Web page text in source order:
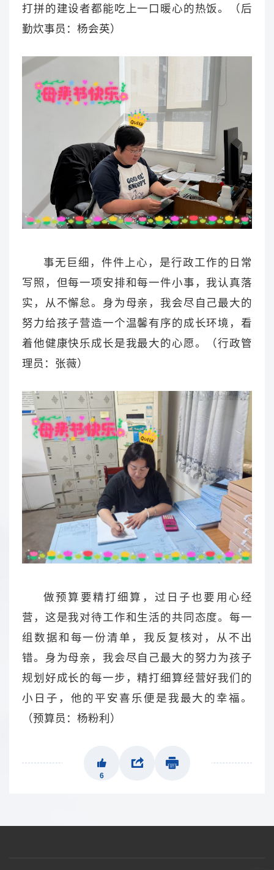
打拼的建设者都能吃上一口暖心的热饭。（后
勤炊事员：杨会英）
事无巨细，件件上心，是行政工作的日常
写照，但每一项安排和每一件小事，我认真落
实，从不懈怠。身为母亲，我会尽自己最大的
努力给孩子营造一个温馨有序的成长环境，看
着他健康快乐成长是我最大的心愿。（行政管
理员：张薇）
做预算要精打细算，过日子也要用心经
营，这是我对待工作和生活的共同态度。每一
组数据和每一份清单，我反复核对，从不出
错。身为母亲，我会尽自己最大的努力为孩子
规划好成长的每一步，精打细算经营好我们的
小日子，他的平安喜乐便是我最大的幸福。
（预算员：杨粉利）
6